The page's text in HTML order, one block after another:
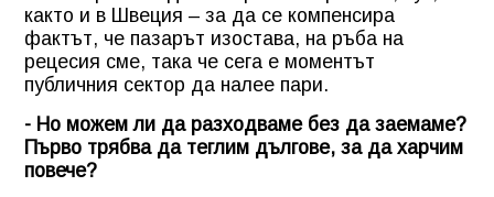
както и в Швеция – за да се компенсира
фактът, че пазарът изостава, на ръба на
рецесия сме, така че сега е моментът
публичния сектор да налее пари.
- Но можем ли да разходваме без да заемаме?
Първо трябва да теглим дългове, за да харчим
повече?